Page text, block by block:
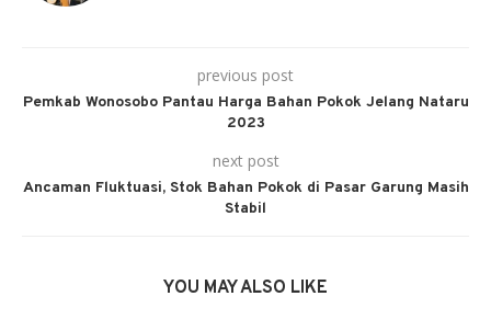
previous post
Pemkab Wonosobo Pantau Harga Bahan Pokok Jelang Nataru
2023
next post
Ancaman Fluktuasi, Stok Bahan Pokok di Pasar Garung Masih
Stabil
YOU MAY ALSO LIKE